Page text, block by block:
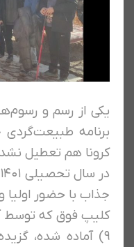
یکی از رسم و
برنامه طبیعت‌گردی
کرونا هم تعطیل
جذاب با حضور اولیا
کلیپ فوق که توسط
۹) آماده شده،